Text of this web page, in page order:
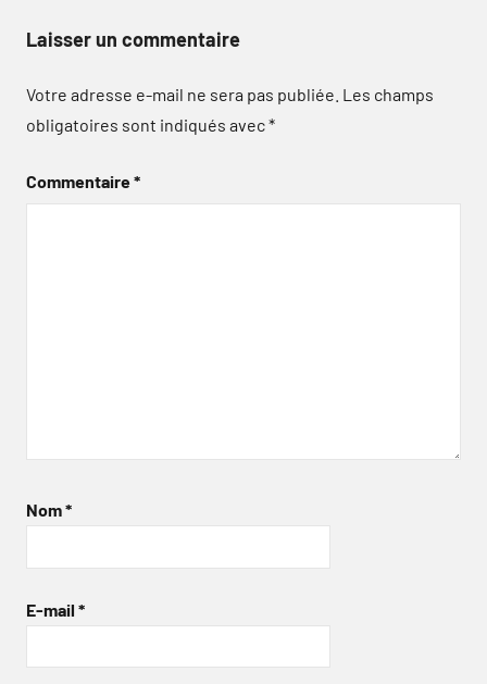
Laisser un commentaire
Votre adresse e-mail ne sera pas publiée. Les champs
obligatoires sont indiqués avec*
Commentaire*
Nom*
E-mail *